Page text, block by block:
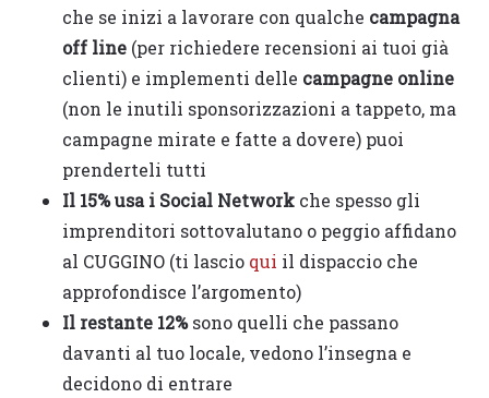
che se inizi a lavorare con qualche campagna
off line(per richiedere recensioni ai tuoi già
clienti) e implementi delle campagne online
(non le inutili sponsorizzazioni a tappeto, ma
campagne mirate e fatte a dovere) puoi
prenderteli tutti
Il 15% usa i Social Networkche spesso gli
imprenditori sottovalutano o peggio affidano
al CUGGINO (ti lascio qui il dispaccio che
approfondisce l’argomento)
Il restante 12%sono quelli che passano
davanti al tuo locale, vedono l’insegna e
decidono di entrare